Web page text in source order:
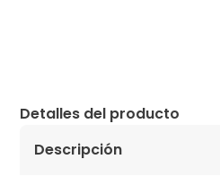
Detalles del producto
Descripción